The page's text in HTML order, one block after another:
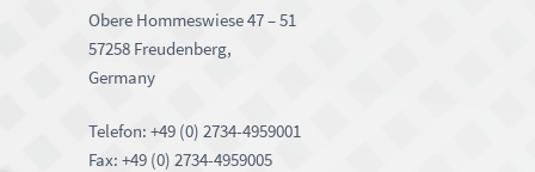
Obere Hommeswiese 47 – 51
57258 Freudenberg,
Germany
Telefon: +49 (0) 2734-4959001
Fax: +49 (0) 2734-4959005